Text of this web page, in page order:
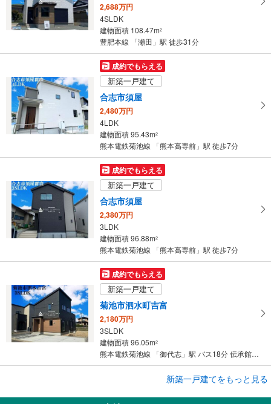
2,688万円
4SLDK
建物面積 108.47m2
豊肥本線 「瀬田」駅 徒歩31分
成約でもらえる
新築一戸建て
合志市須屋
2,480万円
4LDK
建物面積 95.43m2
熊本電鉄菊池線 「熊本高専前」駅 徒歩7分
成約でもらえる
新築一戸建て
合志市須屋
2,380万円
3LDK
建物面積 96.88m2
熊本電鉄菊池線 「熊本高専前」駅 徒歩7分
成約でもらえる
新築一戸建て
菊池市泗水町吉富
2,180万円
3SLDK
建物面積 96.05m2
熊本電鉄菊池線 「御代志」駅 バス18分 伝承館前 バス停下車 徒歩9分
新築一戸建てをもっと見る